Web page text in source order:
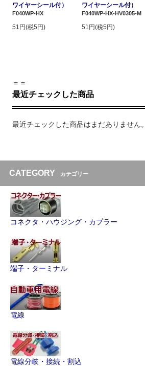
ワイヤーシール付）
F040WP-HX
51円(税5円)
ワイヤーシール付）
F040WP-HX-HV0305-M
51円(税5円)
＝＝
最近チェックした商品
最近チェックした商品はまだありません。
CATEGORY カテゴリー
コネクタ・ハウジング・カプラー
端子・ターミナル
電線
電線分岐・接続・割込